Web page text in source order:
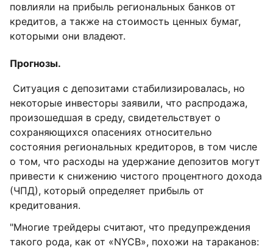
повлияли на прибыль региональных банков от
кредитов, а также на стоимость ценных бумаг,
которыми они владеют.
Прогнозы.
Ситуация с депозитами стабилизировалась, но
некоторые инвесторы заявили, что распродажа,
произошедшая в среду, свидетельствует о
сохраняющихся опасениях относительно
состояния региональных кредиторов, в том числе
о том, что расходы на удержание депозитов могут
привести к снижению чистого процентного дохода
(ЧПД), который определяет прибыль от
кредитования.
"Многие трейдеры считают, что предупреждения
такого рода, как от «NYCB», похожи на тараканов: